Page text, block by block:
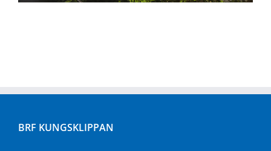
BRF KUNGSKLIPPAN